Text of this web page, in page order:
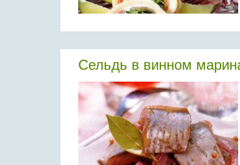
Сельдь в винном